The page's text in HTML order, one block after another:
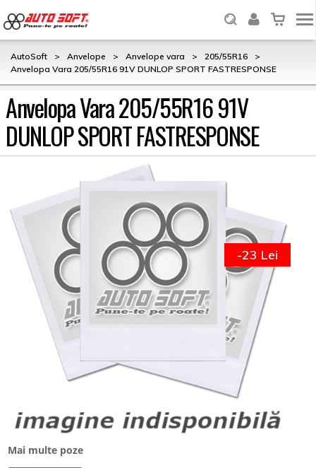
AutoSoft > Anvelope > Anvelope vara > 205/55R16
>
Anvelopa Vara 205/55R16 91V DUNLOP SPORT FASTRESPONSE
Anvelopa Vara 205/55R16 91V
DUNLOP SPORT FASTRESPONSE
Mai multe poze
-23 Lei